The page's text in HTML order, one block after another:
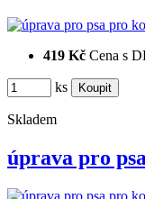
419 Kč Cena s
ks
Skladem
úprava pro